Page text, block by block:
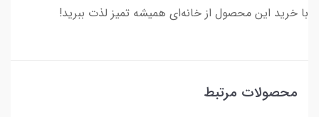
با خرید این محصول از خانه‌ای همیشه تمیز لذت ببرید!
محصولات مرتبط